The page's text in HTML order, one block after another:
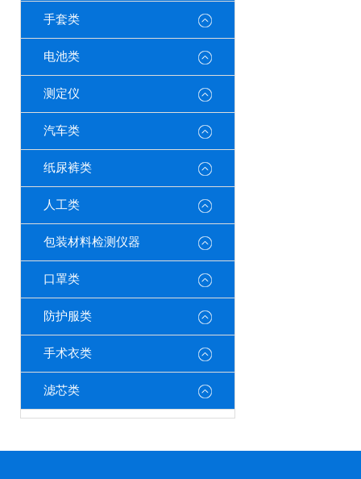
手套类
电池类
测定仪
汽车类
纸尿裤类
人工类
包装材料检测仪器
口罩类
防护服类
手术衣类
滤芯类